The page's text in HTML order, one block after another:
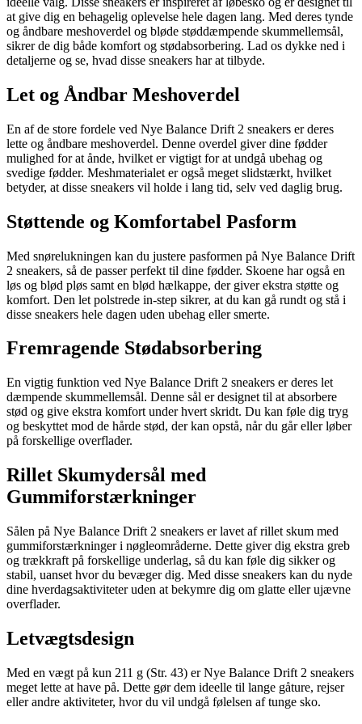
at give dig en behagelig oplevelse hele dagen lang. Med deres tynde
og åndbare meshoverdel og bløde støddæmpende skummellemsål,
sikrer de dig både komfort og stødabsorbering. Lad os dykke ned i
detaljerne og se, hvad disse sneakers har at tilbyde.
Let og Åndbar Meshoverdel
En af de store fordele ved Nye Balance Drift 2 sneakers er deres
lette og åndbare meshoverdel. Denne overdel giver dine fødder
mulighed for at ånde, hvilket er vigtigt for at undgå ubehag og
svedige fødder. Meshmaterialet er også meget slidstærkt, hvilket
betyder, at disse sneakers vil holde i lang tid, selv ved daglig brug.
Støttende og Komfortabel Pasform
Med snørelukningen kan du justere pasformen på Nye Balance Drift
2 sneakers, så de passer perfekt til dine fødder. Skoene har også en
løs og blød pløs samt en blød hælkappe, der giver ekstra støtte og
komfort. Den let polstrede in-step sikrer, at du kan gå rundt og stå i
disse sneakers hele dagen uden ubehag eller smerte.
Fremragende Stødabsorbering
En vigtig funktion ved Nye Balance Drift 2 sneakers er deres let
dæmpende skummellemsål. Denne sål er designet til at absorbere
stød og give ekstra komfort under hvert skridt. Du kan føle dig tryg
og beskyttet mod de hårde stød, der kan opstå, når du går eller løber
på forskellige overflader.
Rillet Skumydersål med
Gummiforstærkninger
Sålen på Nye Balance Drift 2 sneakers er lavet af rillet skum med
gummiforstærkninger i nøgleområderne. Dette giver dig ekstra greb
og trækkraft på forskellige underlag, så du kan føle dig sikker og
stabil, uanset hvor du bevæger dig. Med disse sneakers kan du nyde
dine hverdagsaktiviteter uden at bekymre dig om glatte eller ujævne
overflader.
Letvægtsdesign
Med en vægt på kun 211 g (Str. 43) er Nye Balance Drift 2 sneakers
meget lette at have på. Dette gør dem ideelle til lange gåture, rejser
eller andre aktiviteter, hvor du vil undgå følelsen af tunge sko.